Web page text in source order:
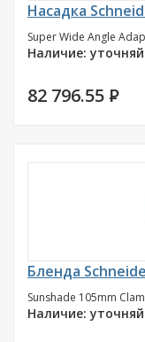
Насадка
Super Wide Angle
Наличие:
82 796.55 P
Бленда
Sunshade 105mm
Наличие: